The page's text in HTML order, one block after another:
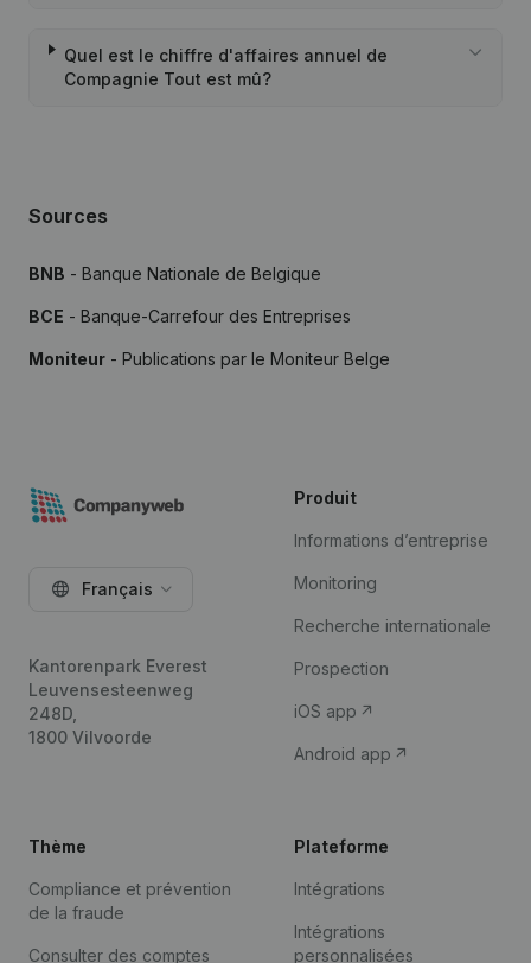
Quel est le chiffre d'affaires annuel de
Compagnie Tout est mû?
Sources
BNB - Banque Nationale de Belgique
BCE - Banque-Carrefour des Entreprises
Moniteur - Publications par le Moniteur Belge
Français
Kantorenpark Everest
Leuvensesteenweg
248D,
1800 Vilvoorde
Produit
Informations d’entreprise
Monitoring
Recherche internationale
Prospection
iOS app
Android app
Thème
Compliance et prévention
de la fraude
Consulter des comptes
Plateforme
Intégrations
Intégrations
personnalisées